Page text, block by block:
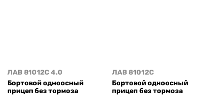
ЛАВ 81012C 4.0
Бортовой одноосный
прицеп без тормоза
ЛАВ 81012C
Бортовой одноосный
прицеп без тормоза